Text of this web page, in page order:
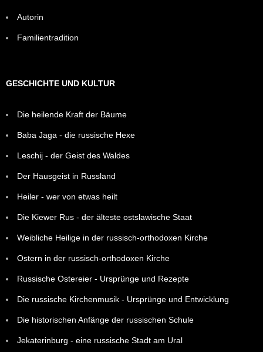
Autorin
Familientradition
GESCHICHTE UND KULTUR
Die heilende Kraft der Bäume
Baba Jaga - die russische Hexe
Leschij - der Geist des Waldes
Der Hausgeist in Russland
Heiler - wer von etwas heilt
Die Kiewer Rus - der älteste ostslawische Staat
Weibliche Heilige in der russisch-orthodoxen Kirche
Ostern in der russisch-orthodoxen Kirche
Russische Ostereier - Ursprünge und Rezepte
Die russische Kirchenmusik - Ursprünge und Entwicklung
Die historischen Anfänge der russischen Schule
Jekaterinburg - eine russische Stadt am Ural